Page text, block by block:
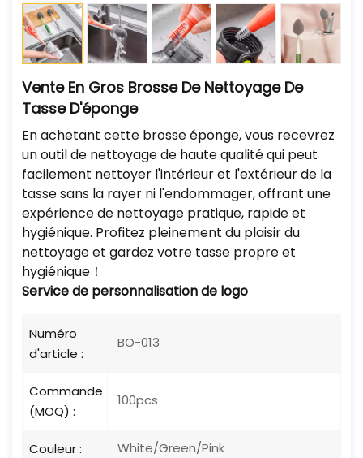
Vente En Gros Brosse De Nettoyage De
Tasse D'éponge
En achetant cette brosse éponge, vous recevrez
un outil de nettoyage de haute qualité qui peut
facilement nettoyer l'intérieur et l'extérieur de la
tasse sans la rayer ni l'endommager, offrant une
expérience de nettoyage pratique, rapide et
hygiénique. Profitez pleinement du plaisir du
nettoyage et gardez votre tasse propre et
hygiénique！
Service de personnalisation de logo
Numéro
d'article :
BO-013
Commande
(MOQ) :
100pcs
Couleur : White/Green/Pink